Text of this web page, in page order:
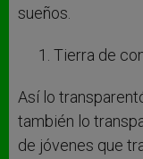
sueños.
Tierra de
Así lo
también lo
de jóvenes que